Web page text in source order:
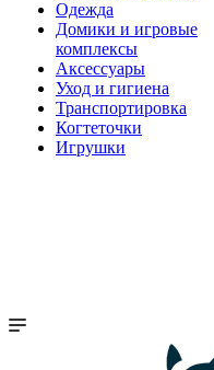
Одежда
Домики и игровые
комплексы
Аксессуары
Уход и гигиена
Транспортировка
Когтеточки
Игрушки